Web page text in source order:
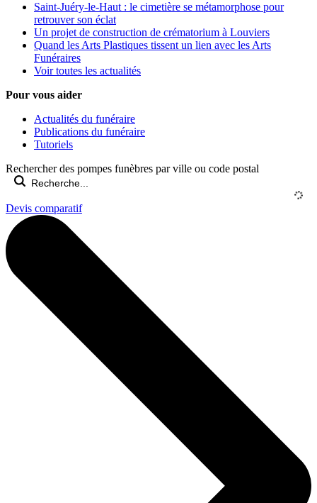
Saint-Juéry-le-Haut : le cimetière se métamorphose pour
retrouver son éclat
Un projet de construction de crématorium à Louviers
Quand les Arts Plastiques tissent un lien avec les Arts
Funéraires
Voir toutes les actualités
Pour vous aider
Actualités du funéraire
Publications du funéraire
Tutoriels
Rechercher des pompes funèbres par ville ou code postal
Devis comparatif